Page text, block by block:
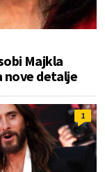
Majkla
nove detalje
1